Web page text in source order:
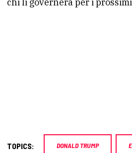
TOPICS: DONALD TRUMP